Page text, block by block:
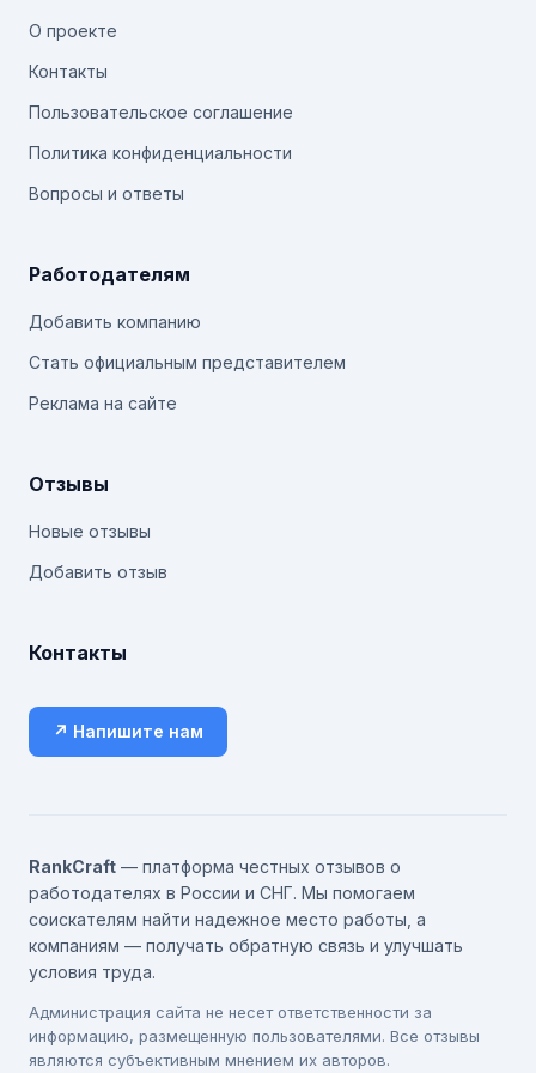
О проекте
Контакты
Пользовательское соглашение
Политика конфиденциальности
Вопросы и ответы
Работодателям
Добавить компанию
Стать официальным представителем
Реклама на сайте
Отзывы
Новые отзывы
Добавить отзыв
Контакты
↗ Напишите нам
RankCraft — платформа честных отзывов о
работодателях в России и СНГ. Мы помогаем
соискателям найти надежное место работы, а
компаниям — получать обратную связь и улучшать
условия труда.
Администрация сайта не несет ответственности за
информацию, размещенную пользователями. Все отзывы
являются субъективным мнением их авторов.